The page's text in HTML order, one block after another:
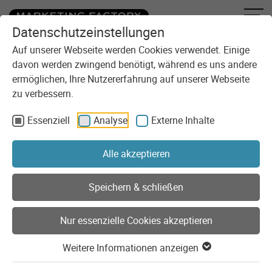
Datenschutzeinstellungen
Auf unserer Webseite werden Cookies verwendet. Einige
davon werden zwingend benötigt, während es uns andere
ermöglichen, Ihre Nutzererfahrung auf unserer Webseite
zu verbessern.
Essenziell
Analyse Externe Inhalte
Alle akzeptieren
Speichern & schließen
Nur essenzielle Cookies akzeptieren
Weitere Informationen anzeigen
Zum Inhalt springen
Sie sind here:
Moderne Suchtechnologien
Mehr als nur eine Volltextsuche
Wenn eine Suche für das Website-Konzept und die
Nutzererfahrung von zentraler Bedeutung ist, gehen die
Ansprüche oft über die Standardfunktionen von CMS und